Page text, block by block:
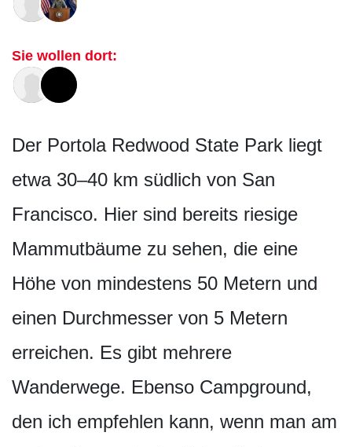
Sie wollen dort:
Der Portola Redwood State Park liegt
etwa 30–40 km südlich von San
Francisco. Hier sind bereits riesige
Mammutbäume zu sehen, die eine
Höhe von mindestens 50 Metern und
einen Durchmesser von 5 Metern
erreichen. Es gibt mehrere
Wanderwege. Ebenso Campground,
den ich empfehlen kann, wenn man am